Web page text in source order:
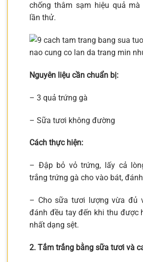
chống thâm sạm hiệu quả
lần thử.
Nguyên liệu cần chuẩn bị:
– 3 quả trứng gà
– Sữa tươi không đường
Cách thực hiện:
– Đập bỏ vỏ trứng, lấy cả
trắng trứng gà cho vào bát,
– Cho sữa tươi lượng vừa đủ
đánh đều tay đến khi thu được
nhất dạng sệt.
2. Tắm trắng bằng sữa tươi và